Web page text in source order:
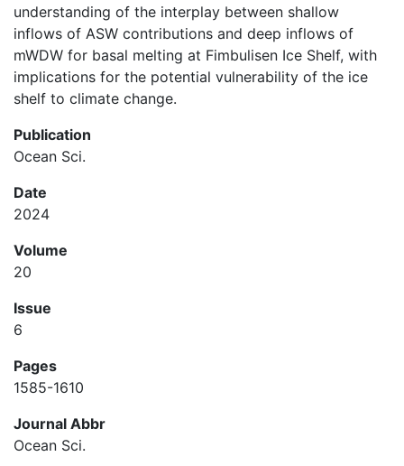
understanding of the interplay between shallow
inflows of ASW contributions and deep inflows of
mWDW for basal melting at Fimbulisen Ice Shelf, with
implications for the potential vulnerability of the ice
shelf to climate change.
Publication
Ocean Sci.
Date
2024
Volume
20
Issue
6
Pages
1585-1610
Journal Abbr
Ocean Sci.